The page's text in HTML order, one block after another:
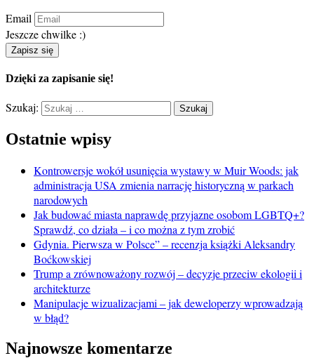
Email
Jeszcze chwilke :)
Zapisz się
Dzięki za zapisanie się!
Szukaj:
Ostatnie wpisy
Kontrowersje wokół usunięcia wystawy w Muir Woods: jak
administracja USA zmienia narrację historyczną w parkach
narodowych
Jak budować miasta naprawdę przyjazne osobom LGBTQ+?
Sprawdź, co działa – i co można z tym zrobić
Gdynia. Pierwsza w Polsce” – recenzja książki Aleksandry
Boćkowskiej
Trump a zrównoważony rozwój – decyzje przeciw ekologii i
architekturze
Manipulacje wizualizacjami – jak deweloperzy wprowadzają
w błąd?
Najnowsze komentarze